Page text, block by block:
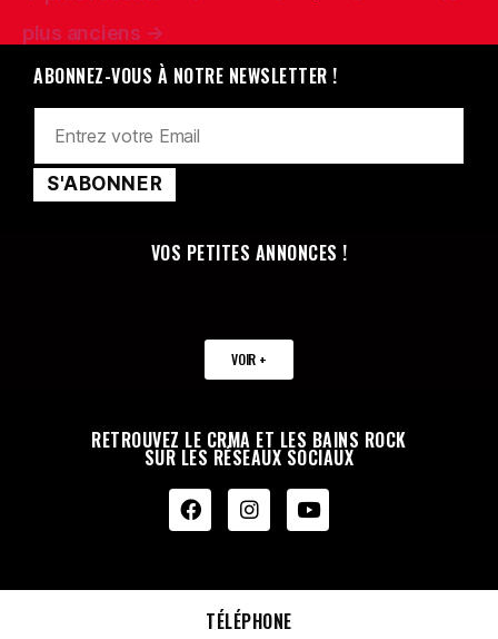
plus anciens →
ABONNEZ-VOUS À NOTRE NEWSLETTER !
VOS PETITES ANNONCES !
VOIR +
RETROUVEZ LE CRMA ET LES BAINS ROCK
SUR LES RÉSEAUX SOCIAUX
TÉLÉPHONE